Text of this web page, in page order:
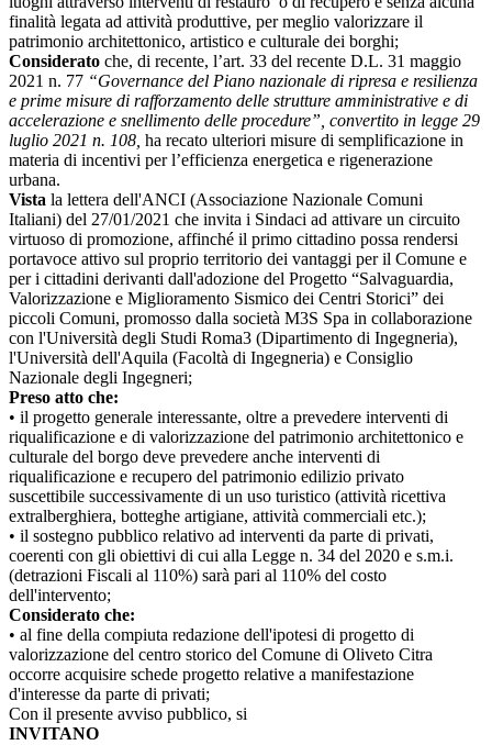
finalità legata ad attività produttive, per meglio valorizzare il
patrimonio architettonico, artistico e culturale dei borghi;
Considerato che, di recente, l’art. 33 del recente D.L. 31 maggio
2021 n. 77 “Governance del Piano nazionale di ripresa e resilienza
e prime misure di rafforzamento delle strutture amministrative e di
accelerazione e snellimento delle procedure”, convertito in legge 29
luglio 2021 n. 108, ha recato ulteriori misure di semplificazione in
materia di incentivi per l’efficienza energetica e rigenerazione
urbana.
Vista la lettera dell'ANCI (Associazione Nazionale Comuni
Italiani) del 27/01/2021 che invita i Sindaci ad attivare un circuito
virtuoso di promozione, affinché il primo cittadino possa rendersi
portavoce attivo sul proprio territorio dei vantaggi per il Comune e
per i cittadini derivanti dall'adozione del Progetto “Salvaguardia,
Valorizzazione e Miglioramento Sismico dei Centri Storici” dei
piccoli Comuni, promosso dalla società M3S Spa in collaborazione
con l'Università degli Studi Roma3 (Dipartimento di Ingegneria),
l'Università dell'Aquila (Facoltà di Ingegneria) e Consiglio
Nazionale degli Ingegneri;
Preso atto che:
• il progetto generale interessante, oltre a prevedere interventi di
riqualificazione e di valorizzazione del patrimonio architettonico e
culturale del borgo deve prevedere anche interventi di
riqualificazione e recupero del patrimonio edilizio privato
suscettibile successivamente di un uso turistico (attività ricettiva
extralberghiera, botteghe artigiane, attività commerciali etc.);
• il sostegno pubblico relativo ad interventi da parte di privati,
coerenti con gli obiettivi di cui alla Legge n. 34 del 2020 e s.m.i.
(detrazioni Fiscali al 110%) sarà pari al 110% del costo
dell'intervento;
Considerato che:
• al fine della compiuta redazione dell'ipotesi di progetto di
valorizzazione del centro storico del Comune di Oliveto Citra
occorre acquisire schede progetto relative a manifestazione
d'interesse da parte di privati;
Con il presente avviso pubblico, si
INVITANO